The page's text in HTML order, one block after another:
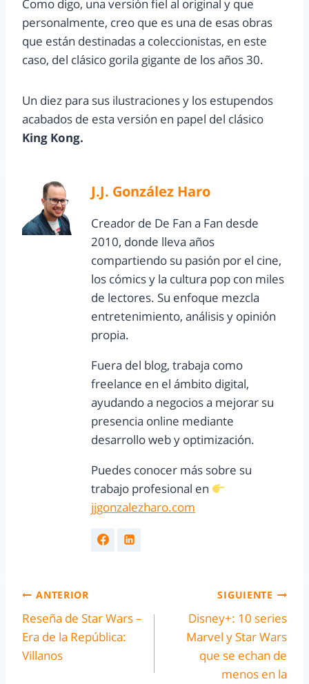
Como digo, una versión fiel al original y que
personalmente, creo que es una de esas obras
que están destinadas a coleccionistas, en este
caso, del clásico gorila gigante de los años 30.
Un diez para sus ilustraciones y los estupendos
acabados de esta versión en papel del clásico
King Kong.
J.J. González Haro
Creador de De Fan a Fan desde
2010, donde lleva años
compartiendo su pasión por el cine,
los cómics y la cultura pop con miles
de lectores. Su enfoque mezcla
entretenimiento, análisis y opinión
propia.
Fuera del blog, trabaja como
freelance en el ámbito digital,
ayudando a negocios a mejorar su
presencia online mediante
desarrollo web y optimización.
Puedes conocer más sobre su
trabajo profesional en
jjgonzalezharo.com
ANTERIOR
Reseña de Star Wars –
Era de la República:
Villanos
SIGUIENTE
Disney+: 10 series
Marvel y Star Wars
que se echan de
menos en la